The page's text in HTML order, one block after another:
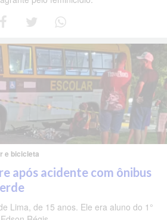
e bicicleta
após acidente com ônibus
Lima, de 15 anos. Ele era aluno do 1°